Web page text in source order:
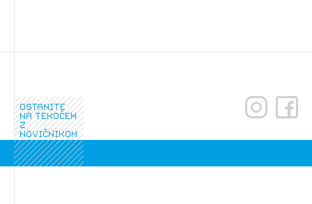
ostanite
na tekočem
z
novičnikom